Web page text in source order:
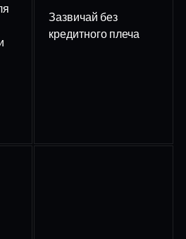
Зазвичай без
кредитного плеча